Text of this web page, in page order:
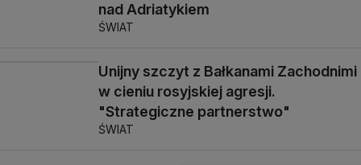
nad Adriatykiem
ŚWIAT
Unijny szczyt z Bałkanami Zachodnimi
w cieniu rosyjskiej agresji.
"Strategiczne partnerstwo"
ŚWIAT